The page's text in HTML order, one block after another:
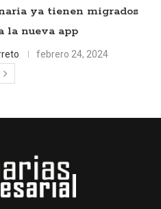
ya tienen migrados
la nueva app
febrero 24, 2024